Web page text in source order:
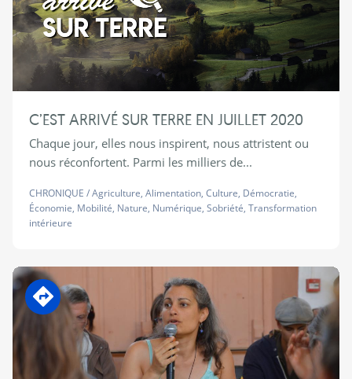
C’EST ARRIVÉ SUR TERRE EN JUILLET 2020
Chaque jour, elles nous inspirent, nous attristent ou
nous réconfortent. Parmi les milliers de...
CHRONIQUE /Agriculture, Alimentation, Culture, Démocratie,
Économie, Mobilité, Nature, Numérique, Sobriété, Transformation
intérieure
En transition